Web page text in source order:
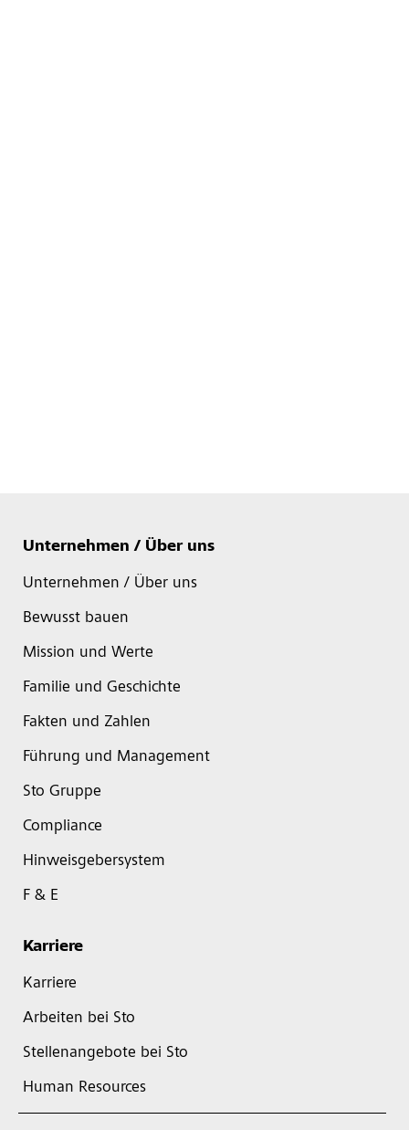
Unternehmen / Über uns
Unternehmen / Über uns
Bewusst bauen
Mission und Werte
Familie und Geschichte
Fakten und Zahlen
Führung und Management
Sto Gruppe
Compliance
Hinweisgebersystem
F & E
Karriere
Karriere
Arbeiten bei Sto
Stellenangebote bei Sto
Human Resources